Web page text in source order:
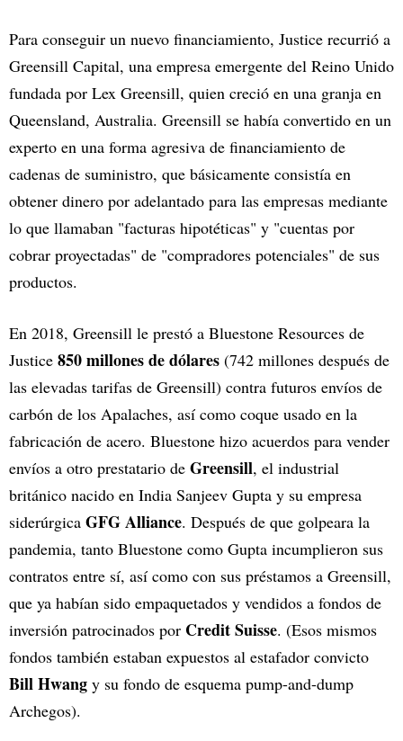
Para conseguir un nuevo financiamiento, Justice recurrió a
Greensill Capital, una empresa emergente del Reino Unido
fundada por Lex Greensill, quien creció en una granja en
Queensland, Australia. Greensill se había convertido en un
experto en una forma agresiva de financiamiento de
cadenas de suministro, que básicamente consistía en
obtener dinero por adelantado para las empresas mediante
lo que llamaban "facturas hipotéticas" y "cuentas por
cobrar proyectadas" de "compradores potenciales" de sus
productos.
En 2018, Greensill le prestó a Bluestone Resources de
Justice 850 millones de dólares (742 millones después de
las elevadas tarifas de Greensill) contra futuros envíos de
carbón de los Apalaches, así como coque usado en la
fabricación de acero. Bluestone hizo acuerdos para vender
envíos a otro prestatario de Greensill, el industrial
británico nacido en India Sanjeev Gupta y su empresa
siderúrgica GFG Alliance. Después de que golpeara la
pandemia, tanto Bluestone como Gupta incumplieron sus
contratos entre sí, así como con sus préstamos a Greensill,
que ya habían sido empaquetados y vendidos a fondos de
inversión patrocinados por Credit Suisse. (Esos mismos
fondos también estaban expuestos al estafador convicto
Bill Hwang y su fondo de esquema pump-and-dump
Archegos).